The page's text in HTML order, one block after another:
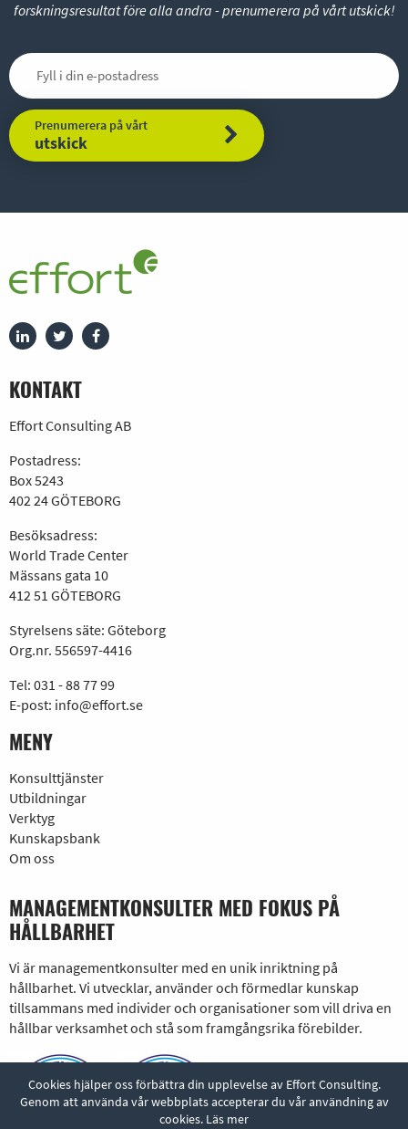
forskningsresultat före alla andra - prenumerera på vårt utskick!
Prenumerera på vårt
utskick
KONTAKT
Effort Consulting AB
Postadress:
Box 5243
402 24 GÖTEBORG
Besöksadress:
World Trade Center
Mässans gata 10
412 51 GÖTEBORG
Styrelsens säte: Göteborg
Org.nr. 556597-4416
Tel: 031 - 88 77 99
E-post: info@effort.se
MENY
Konsulttjänster
Utbildningar
Verktyg
Kunskapsbank
Om oss
MANAGEMENTKONSULTER MED FOKUS PÅ
HÅLLBARHET
Vi är managementkonsulter med en unik inriktning på
hållbarhet. Vi utvecklar, använder och förmedlar kunskap
tillsammans med individer och organisationer som vill driva en
hållbar verksamhet och stå som framgångsrika förebilder.
Cookies hjälper oss förbättra din upplevelse av Effort Consulting.
Genom att använda vår webbplats accepterar du vår användning av
cookies. Läs mer